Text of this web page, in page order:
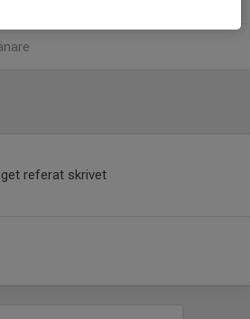
referat skrivet